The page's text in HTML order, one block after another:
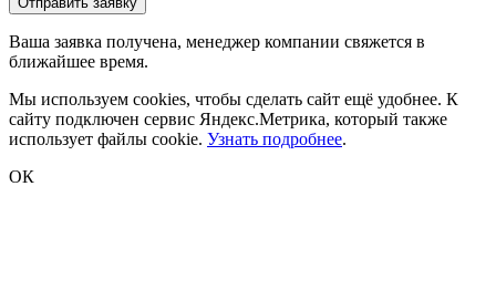
Ваша заявка получена, менеджер компании свяжется в
ближайшее время.
Мы используем cookies, чтобы сделать сайт ещё удобнее. К
сайту подключен сервис Яндекс.Метрика, который также
использует файлы cookie. Узнать подробнее.
ОК